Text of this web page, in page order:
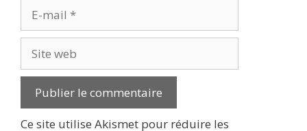
mail
web
Ce site utilise Akismet pour réduire les